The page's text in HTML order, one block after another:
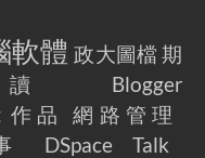
軟體 政大圖檔 期
Blogger
作品
網路管理
DSpace
Talk